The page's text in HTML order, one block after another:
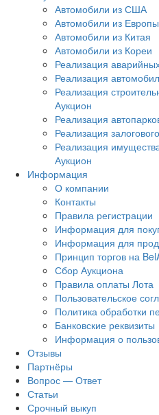
Автомобили из США
Автомобили из Европы
Автомобили из Китая
Автомобили из Кореи
Реализация
Реализация
Реализация
Аукцион
Реализация
Реализация
Реализация
Аукцион
Информация
О компании
Контакты
Правила регистрации
Информация для
Информация для
Принцип торгов на
Сбор Аукциона
Правила оплаты Лота
Пользовательское
Политика обработки
Банковские реквизиты
Информация о
Отзывы
Партнёры
Вопрос — Ответ
Статьи
Срочный выкуп